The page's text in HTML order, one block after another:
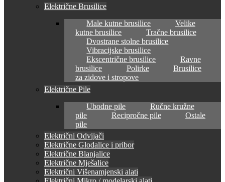
Električne Brusilice
Male kutne brusilice
Velike
kutne brusilice
Tračne brusilice
Dvostrane stolne brusilice
Vibracijske brusilice
Ekscentrične brusilice
Ravne
brusilice
Polirke
Brusilice
za zidove i stropove
Električne Pile
Ubodne pile
Ručne kružne
pile
Recipročne pile
Ostale
pile
Električni Odvijači
Električne Glodalice i pribor
Električne Blanjalice
Električne Mješalice
Električni Višenamjenski alati